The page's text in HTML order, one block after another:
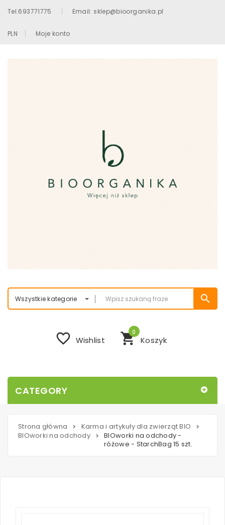
Tel.693771775 Email: sklep@bioorganika.pl
PLN Moje konto
Wszystkie kategorie search
shopping_cart Koszyk
0
favorite_border Wishlist
CATEGORY
Strona główna > Karma i artykuły dla zwierząt BIO
>
BIOworki na odchody > BIOworki na odchody -
różowe - StarchBag 15 szt.